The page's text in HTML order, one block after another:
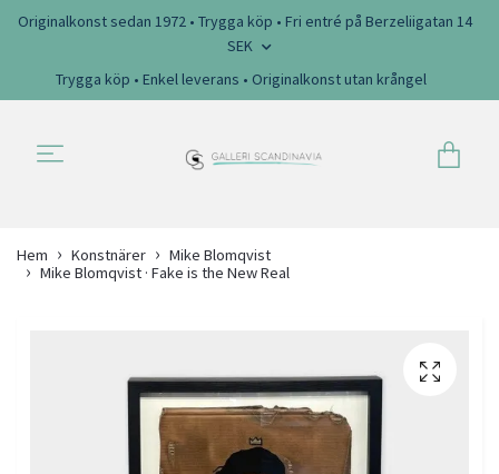
Originalkonst sedan 1972 • Trygga köp • Fri entré på Berzeliigatan 14
SEK
Trygga köp • Enkel leverans • Originalkonst utan krångel
Hem Konstnärer
Mike Blomqvist
Mike Blomqvist · Fake is the New Real